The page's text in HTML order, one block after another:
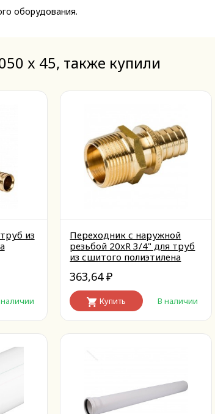
оборудования.
x 45, также купили
из
Переходник с наружной
резьбой 20xR 3/4" для труб
из сшитого полиэтилена
363,64₽
Купить В наличии